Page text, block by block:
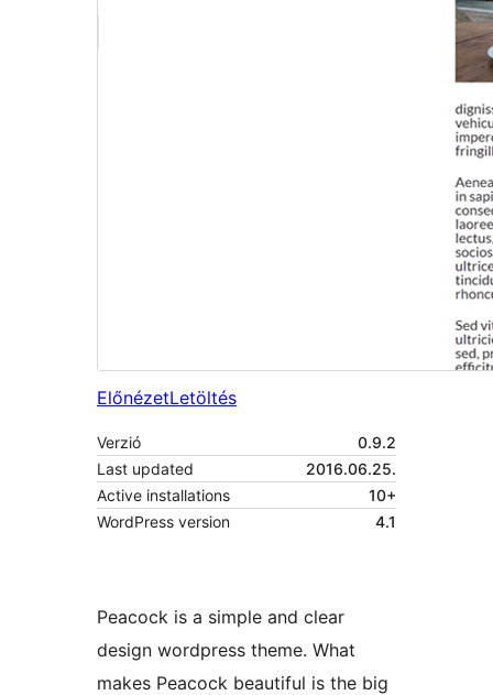
ElőnézetLetöltés
Verzió
0.9.2
Last updated
2016.06.25.
Active installations
10+
WordPress version
4.1
Peacock is a simple and clear
design wordpress theme. What
makes Peacock beautiful is the big